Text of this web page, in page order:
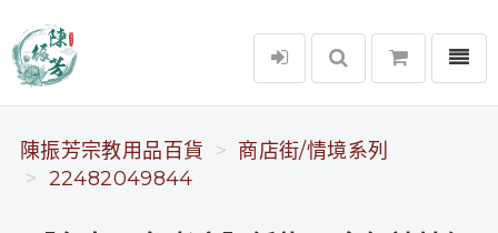
陳振芳宗教用品百貨
選單
陳振芳宗教用品百貨
商店街/情境系列
22482049844